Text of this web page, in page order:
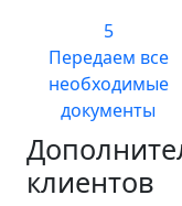
5
Передаем все
необходимые
документы
клиентов